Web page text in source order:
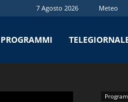
7 Agosto 2026 Meteo
PROGRAMMI